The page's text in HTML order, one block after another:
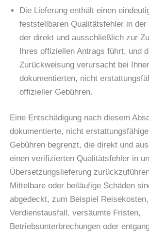
Die Lieferung enthält einen
feststellbaren Qualitätsfehler in der
der direkt und ausschließlich zur
Ihres offiziellen Antrags führt, und
Zurückweisung verursacht bei
dokumentierten, nicht
offizieller Gebühren.
Eine Entschädigung nach diesem
dokumentierte, nicht
Gebühren begrenzt, die direkt und
einen verifizierten Qualitätsfehler in
Übersetzungslieferung
Mittelbare oder beiläufige Schäden
abgedeckt, zum Beispiel
Verdienstausfall, versäumte Fristen,
Betriebsunterbrechungen oder